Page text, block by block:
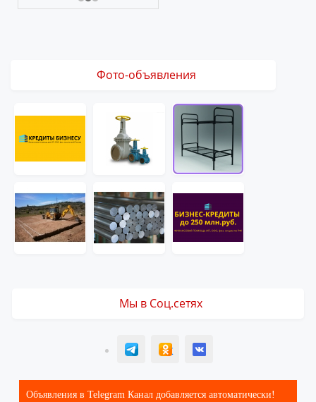
Фото-объявления
Мы в Соц.сетях
T ОК ВК
Объявления в Telegram Канал добавляется автоматически!